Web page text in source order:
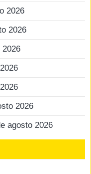
2026
2026
2026
2026
agosto 2026